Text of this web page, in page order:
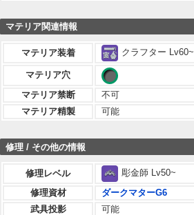
マテリア関連情報
マテリア装着 クラフター Lv60~
マテリア穴
マテリア禁断
不可
マテリア精製
可能
修理 / その他の情報
修理レベル
彫金師 Lv50~
修理資材
ダークマターG6
武具投影
可能